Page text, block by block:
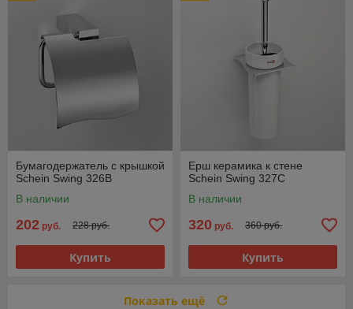
Бумагодержатель c крышкой
Schein Swing 326В
В наличии
202 руб. 228 руб.
Купить
Ерш керамика к стене
Schein Swing 327С
В наличии
320 руб. 360 руб.
Купить
Показать ещё